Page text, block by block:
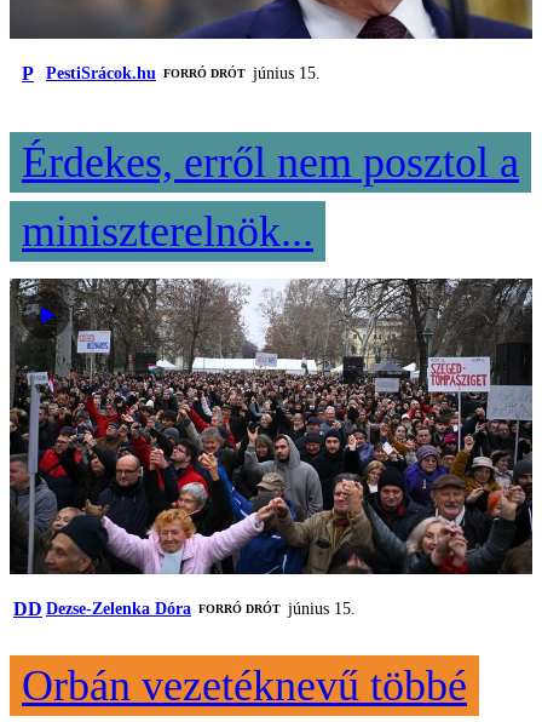
P PestiSrácok.hu FORRÓ DRÓT június 15.
Érdekes, erről nem posztol a
miniszterelnök...
DD Dezse-Zelenka Dóra FORRÓ DRÓT június 15.
Orbán vezetéknevű többé